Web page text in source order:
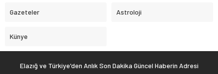
Gazeteler Astroloji
Künye
Elazığ ve Türkiye'den Anlık Son Dakika Güncel Haberin Adresi